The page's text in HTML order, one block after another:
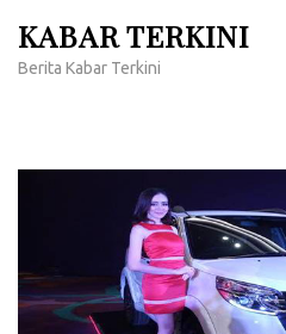
konten
KABAR TERKINI
Berita Kabar Terkini